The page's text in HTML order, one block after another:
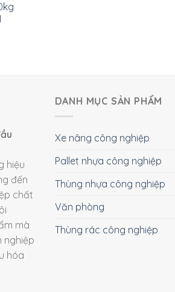
hiệu
đến
chất
mà
nghiệp
hóa
DANH MỤC SẢN PHẨM
Xe nâng công nghiệp
Pallet nhựa công nghiệp
Thùng nhựa công nghiệp
Văn phòng
Thùng rác công nghiệp